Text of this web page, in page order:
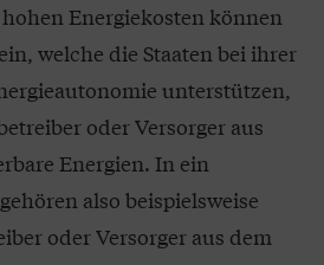
Energiekosten können
welche die Staaten bei ihrer
unterstützen,
oder Versorger aus
Energien. In ein
also beispielsweise
oder Versorger aus dem